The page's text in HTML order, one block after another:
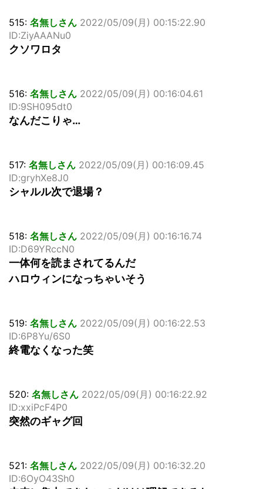
515: 名無しさん 2022/05/09(月) 00:15:22.90
ID:ZiyAAANu0
クソワロタ
516: 名無しさん 2022/05/09(月) 00:16:04.61
ID:9SH095dt0
なんだこりゃ…
517: 名無しさん 2022/05/09(月) 00:16:09.45
ID:gryhXe8J0
シャルル次で退場？
518: 名無しさん 2022/05/09(月) 00:16:16.74
ID:D69YRccN0
一体何を読まされてるんだ
ハロウィンになっちゃいそう
519: 名無しさん 2022/05/09(月) 00:16:22.53
ID:6P8Yu/6S0
終電なくなった笑
520: 名無しさん 2022/05/09(月) 00:16:22.92
ID:xxiPcF4P0
突然のギャグ回
521: 名無しさん 2022/05/09(月) 00:16:32.20
ID:6OyO43Sh0